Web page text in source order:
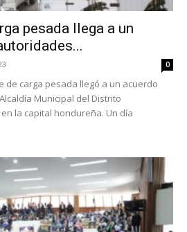
pesada llega a un
0
de carga pesada llegó a un acuerdo
Municipal del Distrito
la capital hondureña. Un día